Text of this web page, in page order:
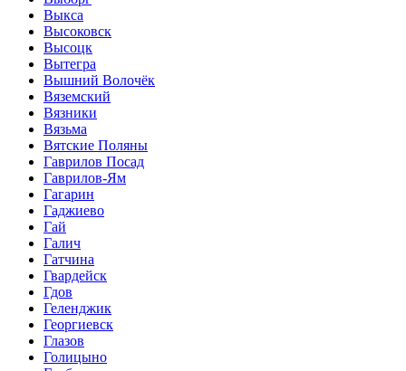
Выкса
Высоковск
Высоцк
Вытегра
Вышний Волочёк
Вяземский
Вязники
Вязьма
Вятские Поляны
Гаврилов Посад
Гаврилов-Ям
Гагарин
Гаджиево
Гай
Галич
Гатчина
Гвардейск
Гдов
Геленджик
Георгиевск
Глазов
Голицыно